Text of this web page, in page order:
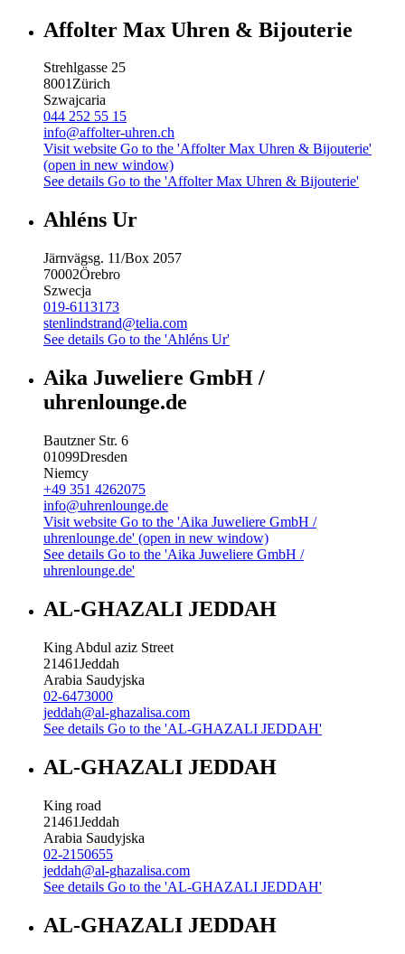
Affolter Max Uhren & Bijouterie
Strehlgasse 25
8001Zürich
Szwajcaria
044 252 55 15
info@affolter-uhren.ch
Visit website Go to the 'Affolter Max Uhren & Bijouterie'
(open in new window)
See details Go to the 'Affolter Max Uhren & Bijouterie'
Ahléns Ur
Järnvägsg. 11/Box 2057
70002Örebro
Szwecja
019-6113173
stenlindstrand@telia.com
See details Go to the 'Ahléns Ur'
Aika Juweliere GmbH /
uhrenlounge.de
Bautzner Str. 6
01099Dresden
Niemcy
+49 351 4262075
info@uhrenlounge.de
Visit website Go to the 'Aika Juweliere GmbH /
uhrenlounge.de' (open in new window)
See details Go to the 'Aika Juweliere GmbH /
uhrenlounge.de'
AL-GHAZALI JEDDAH
King Abdul aziz Street
21461Jeddah
Arabia Saudyjska
02-6473000
jeddah@al-ghazalisa.com
See details Go to the 'AL-GHAZALI JEDDAH'
AL-GHAZALI JEDDAH
King road
21461Jeddah
Arabia Saudyjska
02-2150655
jeddah@al-ghazalisa.com
See details Go to the 'AL-GHAZALI JEDDAH'
AL-GHAZALI JEDDAH